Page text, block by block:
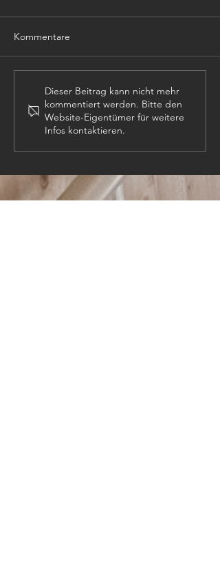
Von der Schulbank in den
Kirchenraum: Zwei Amben
aus Schüler:innenhand
Kommentare
Dieser Beitrag kann nicht mehr
kommentiert werden. Bitte den
Website-Eigentümer für weitere
Infos kontaktieren.